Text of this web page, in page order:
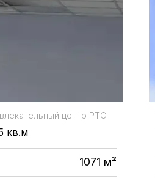
центр РТС
кв.м
1071 м²